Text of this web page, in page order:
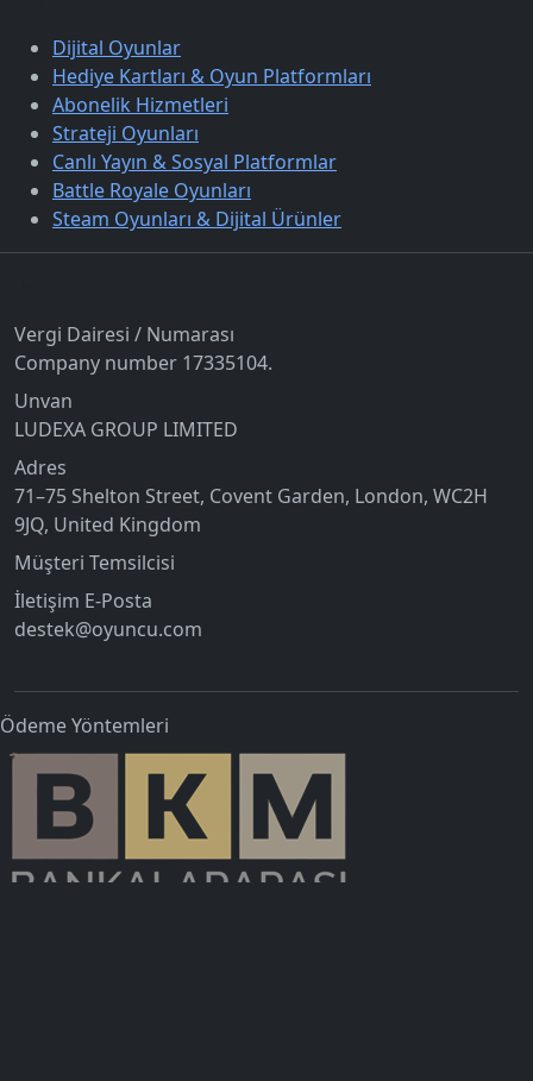
Dijital Oyunlar
Hediye Kartları & Oyun Platformları
Abonelik Hizmetleri
Strateji Oyunları
Canlı Yayın & Sosyal Platformlar
Battle Royale Oyunları
Steam Oyunları & Dijital Ürünler
Vergi Dairesi / Numarası
Company number 17335104.
Unvan
LUDEXA GROUP LIMITED
Adres
71–75 Shelton Street, Covent Garden, London, WC2H
9JQ, United Kingdom
Müşteri Temsilcisi
İletişim E-Posta
destek@oyuncu.com
Ödeme Yöntemleri